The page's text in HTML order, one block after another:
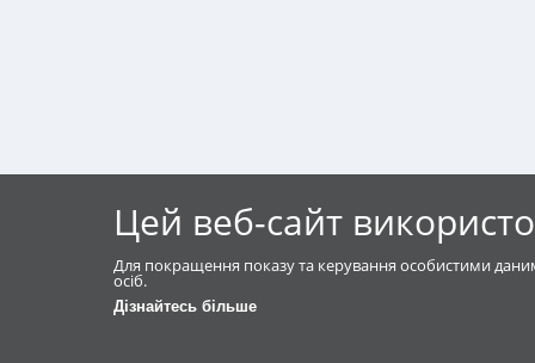
Цей веб-сайт
Для покращення показу та керування особистими
осіб.
Дізнайтесь більше